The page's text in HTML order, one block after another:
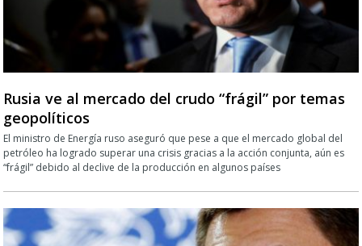
Rusia ve al mercado del crudo “frágil” por temas
geopolíticos
El ministro de Energía ruso aseguró que pese a que el mercado global del
petróleo ha logrado superar una crisis gracias a la acción conjunta, aún es
“frágil” debido al declive de la producción en algunos países